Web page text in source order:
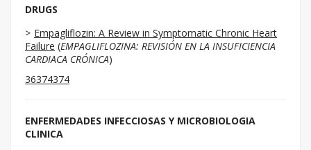
DRUGS
Empagliflozin: A Review in Symptomatic Chronic Heart
Failure (EMPAGLIFLOZINA: REVISIÓN EN LA INSUFICIENCIA
CARDIACA CRÓNICA)
36374374
ENFERMEDADES INFECCIOSAS Y MICROBIOLOGIA
CLINICA